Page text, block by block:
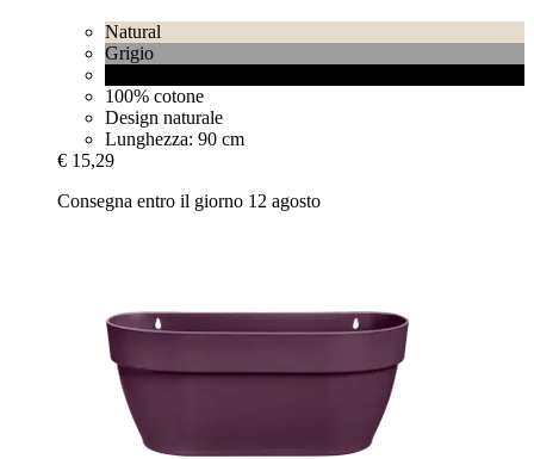
Natural
Grigio
100% cotone
Design naturale
Lunghezza: 90 cm
€ 15,29
Consegna entro il giorno 12 agosto